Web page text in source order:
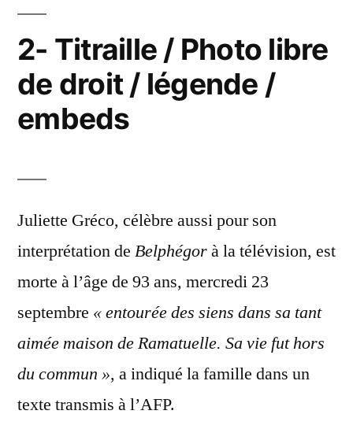
2- Titraille / Photo libre
de droit / légende /
embeds
Juliette Gréco, célèbre aussi pour son
interprétation de Belphégorà la télévision, est
morte à l’âge de 93 ans, mercredi 23
septembre « entourée des siens dans sa tant
aimée maison de Ramatuelle. Sa vie fut hors
du commun », a indiqué la famille dans un
texte transmis à l’AFP.